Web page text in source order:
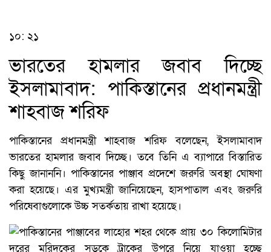
১০: ২১
ভারতের হামলার জবাব দিচ্ছে
ইসলামাবাদ: পাকিস্তানের প্রধানমন্ত্রী
শাহবাজ শরিফ
পাকিস্তানের প্রধানমন্ত্রী শাহবাজ শরিফ বলেছেন, ইসলামাবাদ
ভারতের হামলার জবাব দিচ্ছে। তবে তিনি এ ব্যাপারে বিস্তারিত
কিছু জানাননি। পাকিস্তানের পাঞ্জাব প্রদেশে জরুরি অবস্থা ঘোষণা
করা হয়েছে। এর মুখ্যমন্ত্রী জানিয়েছেন, হাসপাতাল এবং জরুরি
পরিষেবাগুলোকে উচ্চ সতর্কতায় রাখা হয়েছে।